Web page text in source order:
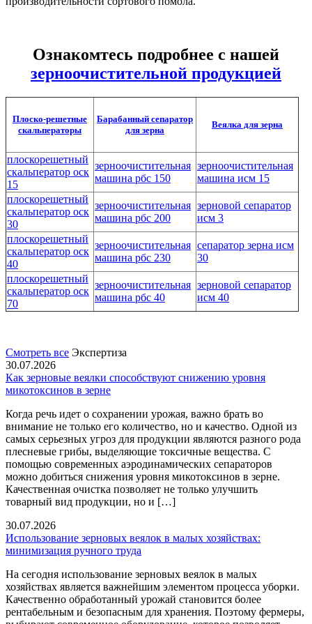
Ознакомтесь подробнее с нашей
зерноочистительной продукцией
Плоско-решетные
скальператоры
Барабанный сепаратор
для зерна
Веялка для зерна
плоскорешетный
скальператор оск
15
зерноочистительная
машина рбс 150
зерноочистительная
машина исм 15
плоскорешетный
скальператор оск
30
зерноочистительная
машина рбс 200
зерновой сепаратор
исм 3
плоскорешетный
скальператор оск
40
зерноочистительная
машина рбс 230
сепаратор зерна исм
30
плоскорешетный
скальператор оск
70
зерноочистительная
машина рбс 40
зерновой сепаратор
исм 40
Смотреть все Экспертиза
30.07.2026
Как зерновые веялки способствуют снижению уровня
микотоксинов в зерне
Когда речь идет о сохранении урожая, важно брать во
внимание не только его количество, но и качество. Одной из
самых серьезных угроз для продукции являются разного рода
плесневые грибы, выделяющие токсичные вещества. С
помощью современных аэродинамических сепараторов
можно добиться снижения уровня микотоксинов в зерне.
Качественная очистка позволяет не только улучшить
товарный вид продукции, но и […]
30.07.2026
Использование зерновых веялок в малых хозяйствах:
минимизация ручного труда
На сегодня использование зерновых веялок в малых
хозяйствах является важнейшим элементом процесса уборки.
Качественно обработанный урожай становится более
рентабельным и безопасным для хранения. Поэтому фермеры,